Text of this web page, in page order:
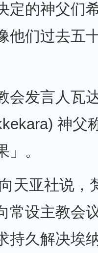
定的神父们
他们过去五
会发言人瓦
神父
」。
天亚社说，
常设主教会
持久解决埃